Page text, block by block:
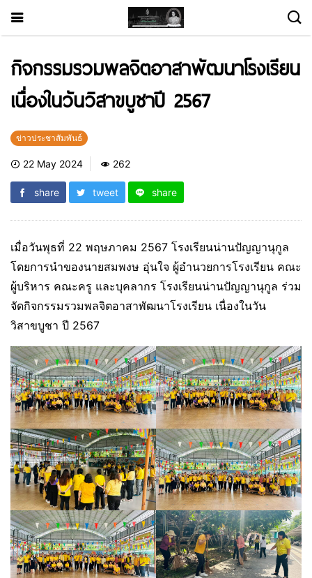
กิจกรรมรวมพลจิตอาสาพัฒนาโรงเรียน
เนื่องในวันวิสาขบูชาปี 2567
ข่าวประชาสัมพันธ์
22 May 2024 262
share tweet share
เมื่อวันพุธที่ 22 พฤษภาคม 2567 โรงเรียนน่านปัญญานุกูล
โดยการนำของนายสมพงษ อุ่นใจ ผู้อำนวยการโรงเรียน คณะ
ผู้บริหาร คณะครู และบุคลากร โรงเรียนน่านปัญญานุกูล ร่วม
จัดกิจกรรมรวมพลจิตอาสาพัฒนาโรงเรียน เนื่องในวัน
วิสาขบูชา ปี 2567